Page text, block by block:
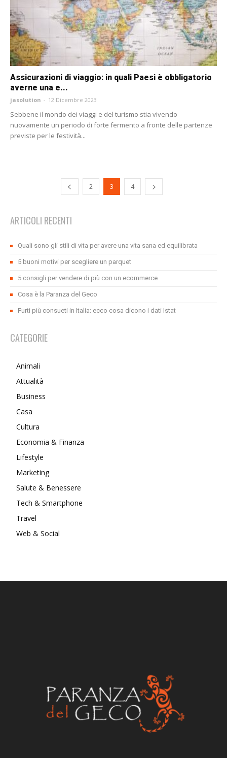
Assicurazioni di viaggio: in quali Paesi è obbligatorio
averne una e...
jasolution - 12 Dicembre 2023
Sebbene il mondo dei viaggi e del turismo stia vivendo
nuovamente un periodo di forte fermento a fronte delle partenze
previste per le festività...
2 3 4
ARTICOLI RECENTI
Quali sono gli stili di vita per avere una vita sana ed equilibrata
5 buoni motivi per scegliere un parquet
5 consigli per vendere di più con un ecommerce
Cosa è la Paranza del Geco
Furti più consueti in Italia: ecco cosa dicono i dati Istat
CATEGORIE
Animali
Attualità
Business
Casa
Cultura
Economia & Finanza
Lifestyle
Marketing
Salute & Benessere
Tech & Smartphone
Travel
Web & Social